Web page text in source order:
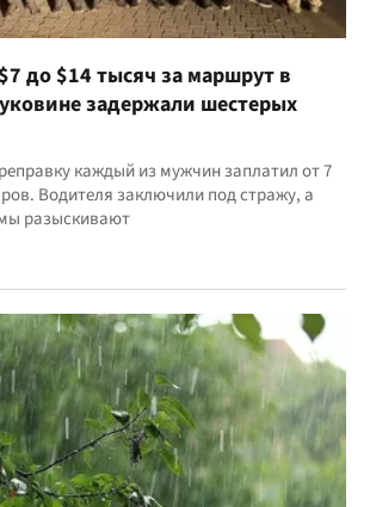
до $14 тысяч за маршрут в
задержали шестерых
каждый из мужчин заплатил от 7
Водителя заключили под стражу, а
разыскивают